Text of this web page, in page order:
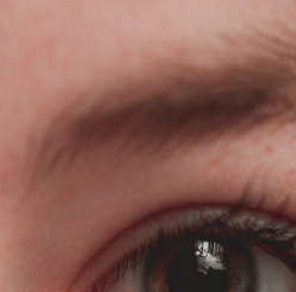
обработку моих